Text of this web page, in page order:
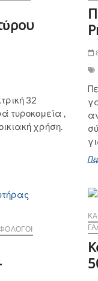
32
τυροκομεία ,
χρήση.